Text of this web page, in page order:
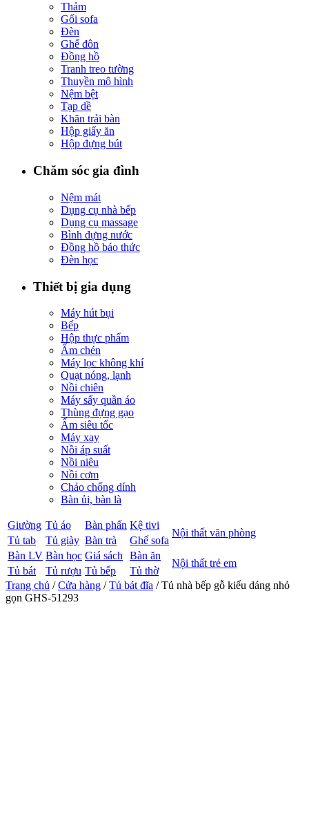
Thảm
Gối sofa
Đèn
Ghế đôn
Đồng hồ
Tranh treo tường
Thuyền mô hình
Nệm bệt
Tạp dề
Khăn trải bàn
Hộp giấy ăn
Hộp đựng bút
Chăm sóc gia đình
Nệm mát
Dụng cụ nhà bếp
Dụng cụ massage
Bình đựng nước
Đồng hồ báo thức
Đèn học
Thiết bị gia dụng
Máy hút bụi
Bếp
Hộp thực phẩm
Ấm chén
Máy lọc không khí
Quạt nóng, lạnh
Nồi chiên
Máy sấy quần áo
Thùng đựng gạo
Ấm siêu tốc
Máy xay
Nồi áp suất
Nồi niêu
Nồi cơm
Chảo chống dính
Bàn ủi, bàn là
Giường Tủ áo Bàn phấn Kệ tivi
Nội thất văn phòng
Tủ tab Tủ giày Bàn trà
Ghế sofa
Bàn LV Bàn học Giá sách Bàn ăn
Nội thất trẻ em
Tủ bát Tủ rượu Tủ bếp
Tủ thờ
Trang chủ /Cửa hàng /Tủ bát đĩa / Tủ nhà bếp gỗ kiểu dáng nhỏ
gọn GHS-51293